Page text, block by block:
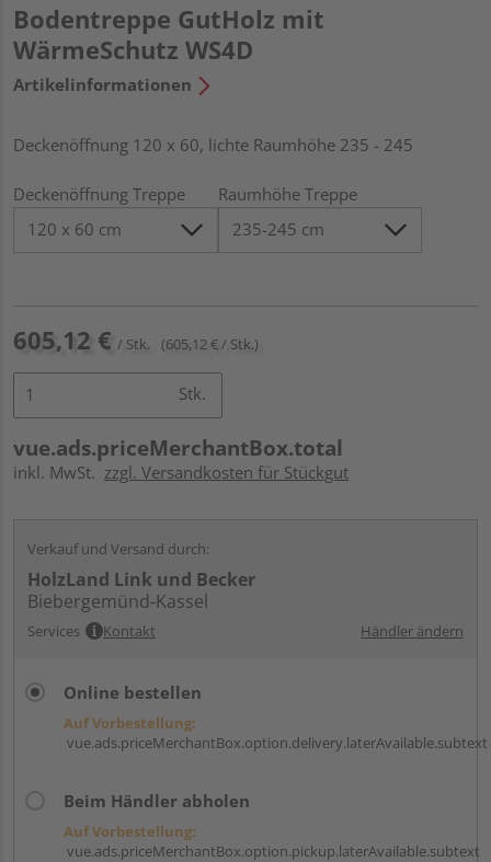
Bodentreppe GutHolz mit
WärmeSchutz WS4D
Artikelinformationen
Deckenöffnung 120 x 60, lichte Raumhöhe 235 - 245
Deckenöffnung Treppe Raumhöhe Treppe
605,12 € / Stk. (605,12 € / Stk.)
Stk.
vue.ads.priceMerchantBox.total
inkl. MwSt. zzgl. Versandkosten für Stückgut
Verkauf und Versand durch:
HolzLand Link und Becker
Biebergemünd-Kassel
Services Kontakt Händler ändern
Online bestellen
Auf Vorbestellung:
vue.ads.priceMerchantBox.option.delivery.laterAvailable.subtext
Beim Händler abholen
Auf Vorbestellung:
vue.ads.priceMerchantBox.option.pickup.laterAvailable.subtext